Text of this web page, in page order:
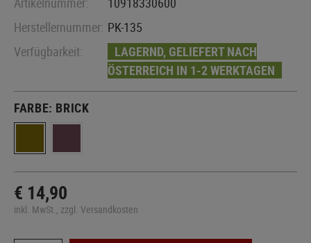
Herstellernummer: PK-135
Verfügbarkeit:
LAGERND, GELIEFERT NACH
ÖSTERREICH IN 1-2 WERKTAGEN
FARBE: BRICK
€ 14,90
inkl. MwSt., zzgl. Versandkosten